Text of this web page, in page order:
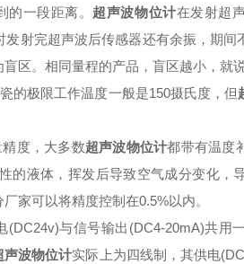
的一段距离。 超声波物位计在发射超
射完超声波后传感器还有余振，期间
区。相同量程的产品，盲区越小，就
极限工作温度一般是150摄氏度，但
度，大多数超声波物位计都带有温度
的液体，挥发后导致空气成分变化，
家可以将精度控制在0.5%以内。
(DC24v)与信号输出(DC4-20mA)共用
声波物位计实际上为四线制，其供电